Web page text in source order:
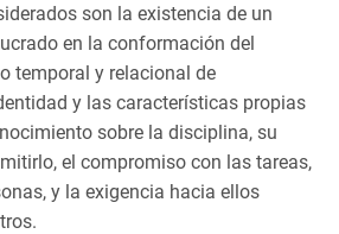
son la existencia de un
en la conformación del
temporal y relacional de
y las características propias
sobre la disciplina, su
el compromiso con las tareas,
y la exigencia hacia ellos